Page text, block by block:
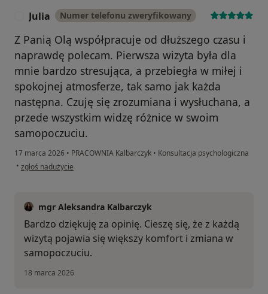
Julia Numer telefonu zweryfikowany
Z Panią Olą współpracuje od dłuższego czasu i
naprawdę polecam. Pierwsza wizyta była dla
mnie bardzo stresująca, a przebiegła w miłej i
spokojnej atmosferze, tak samo jak każda
następna. Czuję się zrozumiana i wysłuchana, a
przede wszystkim widzę różnice w swoim
samopoczuciu.
17 marca 2026 • PRACOWNIA Kalbarczyk • Konsultacja psychologiczna
• w opinii użytkownika Julia
zgłoś nadużycie
mgr Aleksandra Kalbarczyk
Bardzo dziękuję za opinię. Cieszę się, że z każdą
wizytą pojawia się większy komfort i zmiana w
samopoczuciu.
18 marca 2026